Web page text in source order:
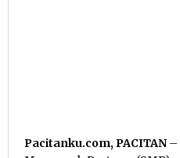
Pacitanku.com, PACITAN –